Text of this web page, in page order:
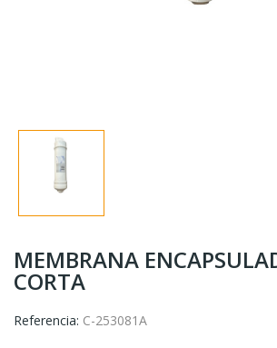
MEMBRANA
CORTA
Referencia: C-253081A